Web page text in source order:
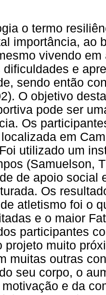
o termo
importância, ao
vivendo
dificuldades e
sendo então
O objetivo
pode ser
Os
em
utilizado um
(Samuelson,
de apoio social
Os
atletismo foi o
e o maior
participantes
projeto muito
muitas outras
seu corpo, o
e da